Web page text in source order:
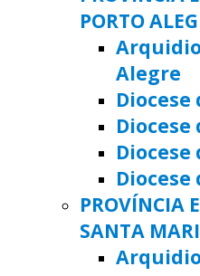
PORTO
Alegre
Diocese
Diocese
PROVÍNCIA
SANTA